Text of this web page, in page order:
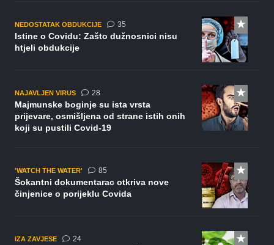
NEDOSTATAK OBDUKCIJE 35komentara
Istine o Covidu: Zašto dužnosnici nisu
htjeli obdukcije
NAJAVLJEN VIRUS 28komentara
Majmunske boginje su ista vrsta
prijevare, osmišljena od strane istih onih
koji su pustili Covid-19
'WATCH THE WATER' 85komentara
Šokantni dokumentarac otkriva nove
činjenice o porijeklu Covida
IZA ZAVJESE 24komentara